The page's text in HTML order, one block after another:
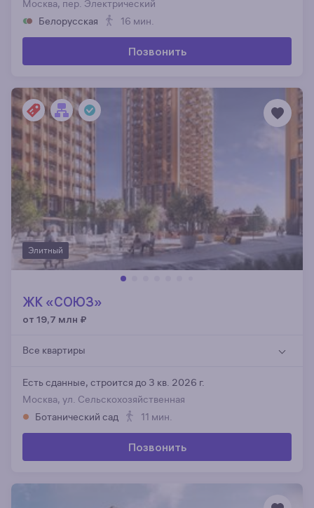
Москва, пер. Электрический
Белорусская
16 мин.
Позвонить
Элитный
ЖК «СОЮЗ»
от 19,7 млн ₽
Все квартиры
Есть сданные, строится до 3 кв. 2026 г.
Москва, ул. Сельскохозяйственная
Ботанический сад
11 мин.
Позвонить